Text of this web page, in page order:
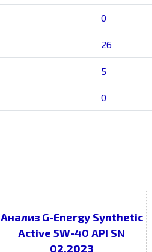
0
26
5
0
Анализ G-Energy Synthetic
Active 5W-40 API SN
02.2023